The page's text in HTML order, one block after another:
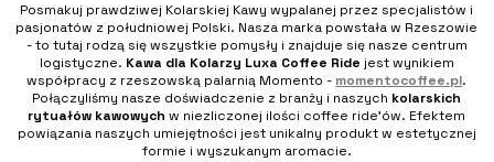
Posmakuj prawdziwej Kolarskiej Kawy wypalanej przez specjalistów i
pasjonatów z południowej Polski. Nasza marka powstała w Rzeszowie
- to tutaj rodzą się wszystkie pomysły i znajduje się nasze centrum
logistyczne. Kawa dla Kolarzy Luxa Coffee Ride jest wynikiem
współpracy z rzeszowską palarnią Momento - momentocoffee.pl.
Połączyliśmy nasze doświadczenie z branży i naszych kolarskich
rytuałów kawowych w niezliczonej ilości coffee ride'ów. Efektem
powiązania naszych umiejętności jest unikalny produkt w estetycznej
formie i wyszukanym aromacie.